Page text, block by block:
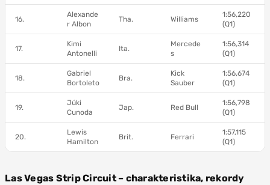
16.
Alexande
r Albon
Tha. Williams
1:56,220
(Q1)
17.
Kimi
Antonelli
Ita.
Mercede
s
1:56,314
(Q1)
18.
Gabriel
Bortoleto
Bra.
Kick
Sauber
1:56,674
(Q1)
19.
Júki
Cunoda
Jap. Red Bull
1:56,798
(Q1)
20.
Lewis
Hamilton
Brit. Ferrari
1:57,115
(Q1)
Las Vegas Strip Circuit – charakteristika, rekordy